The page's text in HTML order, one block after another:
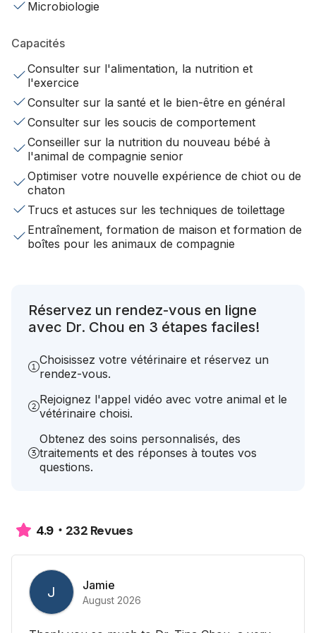
Microbiologie
Capacités
Consulter sur l'alimentation, la nutrition et
l'exercice
Consulter sur la santé et le bien-être en général
Consulter sur les soucis de comportement
Conseiller sur la nutrition du nouveau bébé à
l'animal de compagnie senior
Optimiser votre nouvelle expérience de chiot ou de
chaton
Trucs et astuces sur les techniques de toilettage
Entraînement, formation de maison et formation de
boîtes pour les animaux de compagnie
Réservez un rendez-vous en ligne
avec Dr. Chou en 3 étapes faciles!
Choisissez votre vétérinaire et réservez un
rendez-vous.
Rejoignez l'appel vidéo avec votre animal et le
vétérinaire choisi.
Obtenez des soins personnalisés, des
traitements et des réponses à toutes vos
questions.
4.9 232 Revues
J Jamie
August 2026